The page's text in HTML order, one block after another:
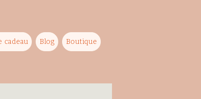
cadeau Blog Boutique